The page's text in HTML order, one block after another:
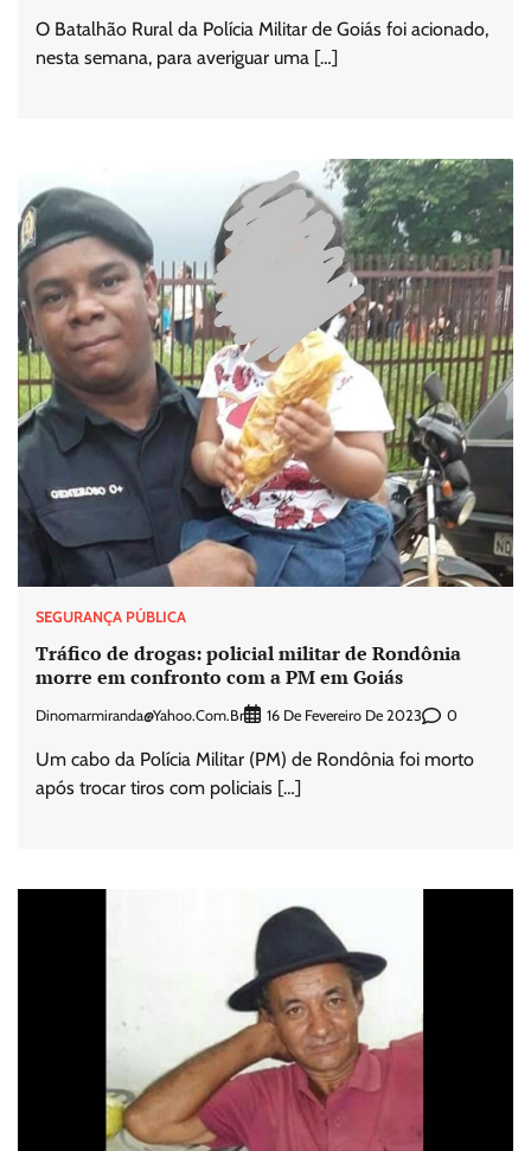
O Batalhão Rural da Polícia Militar de Goiás foi acionado,
nesta semana, para averiguar uma […]
SEGURANÇA PÚBLICA
Tráfico de drogas: policial militar de Rondônia
morre em confronto com a PM em Goiás
Dinomarmiranda@yahoo.com.br 16 De Fevereiro De 2023 0
Um cabo da Polícia Militar (PM) de Rondônia foi morto
após trocar tiros com policiais […]